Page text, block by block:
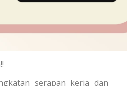
serapan kerja dan